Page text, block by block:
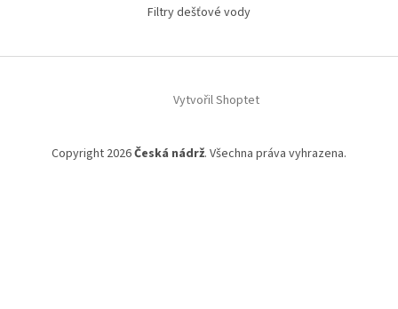
Filtry dešťové vody
Vytvořil Shoptet
Copyright 2026Česká nádrž. Všechna práva vyhrazena.